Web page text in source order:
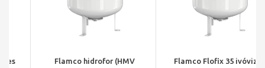
Flamco hidrofor (HMV
Flamco Flofix 35 ivóvizes